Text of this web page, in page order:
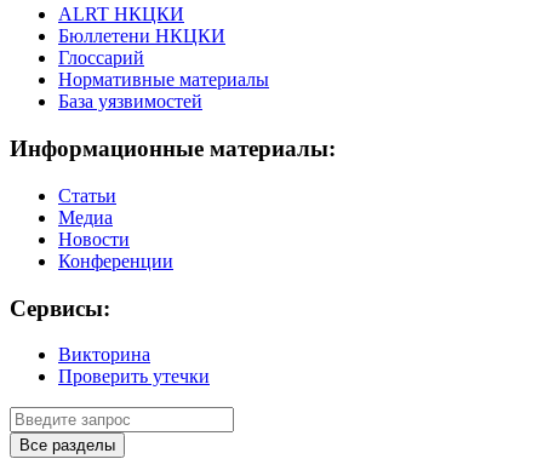
ALRT НКЦКИ
Бюллетени НКЦКИ
Глоссарий
Нормативные материалы
База уязвимостей
Информационные материалы:
Статьи
Медиа
Новости
Конференции
Сервисы:
Викторина
Проверить утечки
Все разделы